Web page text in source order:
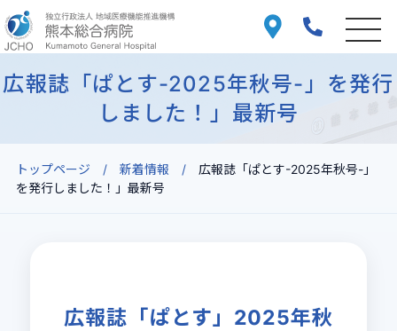
トップページ 新着情報
広報誌「ぱとす-2025年秋号-」
を発行しました！」最新号
広報誌「ぱとす-2025年秋号-」を発行
しました！」最新号
広報誌「ぱとす」2025年秋